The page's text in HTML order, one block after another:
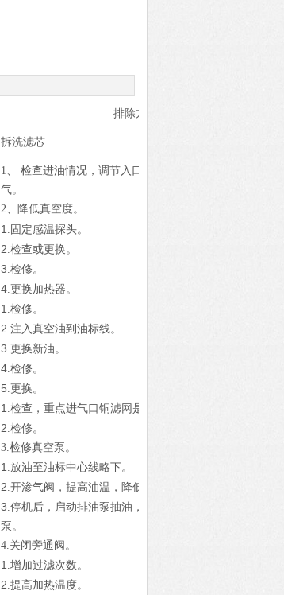
排除方法
拆洗滤芯
1、
检查进油情况，调节入口阀门开关，进油管排除空
气。
2、降低真空度。
1 .固定感温探头。
2.检查或更换。
3.检修。
4.更换加热器。
1 .检修。
2.注入真空油到油标线。
3.更换新油。
4.检修。
5.更换。
1 .检查，重点进气口铜滤网是否破碎掉入。
2.检修。
3.检修真空泵。
1 .放油至油标中心线略下。
2.开渗气阀，提高油温，降低真空度。
3.停机后，启动排油泵抽油，油位下降后，再开真空
泵。
4.关闭旁通阀。
1 .增加过滤次数。
2.提高加热温度。